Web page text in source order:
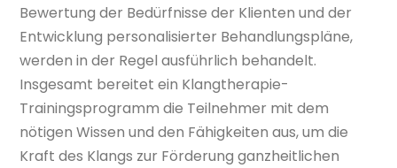
Bewertung der Bedürfnisse der Klienten und der
Entwicklung personalisierter Behandlungspläne,
werden in der Regel ausführlich behandelt.
Insgesamt bereitet ein Klangtherapie-
Trainingsprogramm die Teilnehmer mit dem
nötigen Wissen und den Fähigkeiten aus, um die
Kraft des Klangs zur Förderung ganzheitlichen